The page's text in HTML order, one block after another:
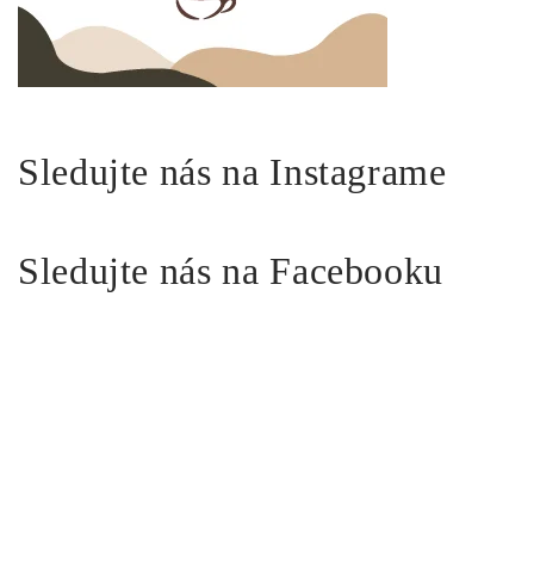
Sledujte nás na Instagrame
Sledujte nás na Facebooku